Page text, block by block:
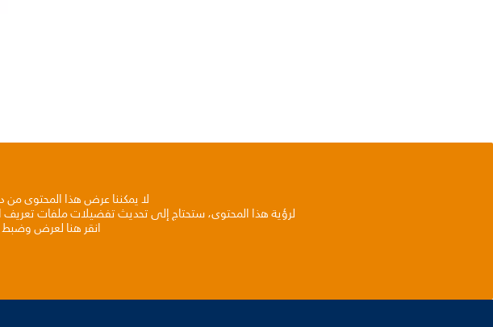
لا يمكننا عرض هذا المحتوى
لرؤية هذا المحتوى، ستحتاج إلى تحديث تفضيلات ملفات تعريف
انقر هنا لعرض وضبط